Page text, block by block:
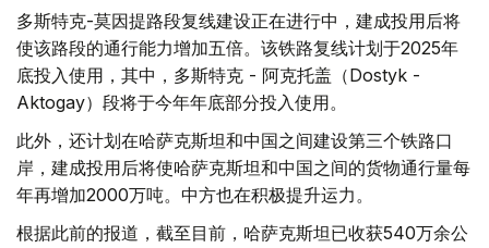
多斯特克-莫因提路段复线建设正在进行中，建成投用后将
使该路段的通行能力增加五倍。该铁路复线计划于2025年
底投入使用，其中，多斯特克 - 阿克托盖（Dostyk -
Aktogay）段将于今年年底部分投入使用。
此外，还计划在哈萨克斯坦和中国之间建设第三个铁路口
岸，建成投用后将使哈萨克斯坦和中国之间的货物通行量每
年再增加2000万吨。中方也在积极提升运力。
根据此前的报道，截至目前，哈萨克斯坦已收获540万余公